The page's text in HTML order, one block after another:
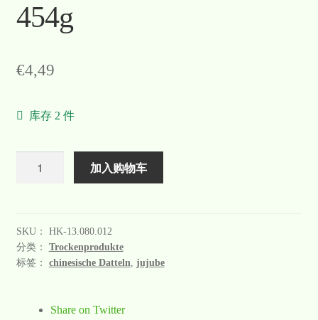
454g
€4,49
库存 2 件
加入购物车
SKU： HK-13.080.012
分类： Trockenprodukte
标签： chinesische Datteln jujube
Share on Twitter